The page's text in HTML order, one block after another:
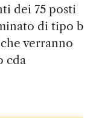
dei 75 posti
di tipo b
verranno
cda